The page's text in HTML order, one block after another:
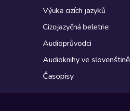
Výuka cizích jazyků
Cizojazyčná beletrie
Audioprůvodci
Audioknihy ve slovenštině
Časopisy